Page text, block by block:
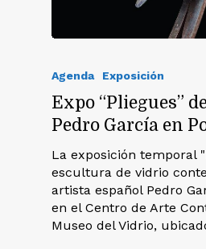
Agenda Exposición
Expo “Pliegues”
Pedro García en
La exposición temporal
escultura de vidrio
artista español Pedro
en el Centro de Arte
Museo del Vidrio,